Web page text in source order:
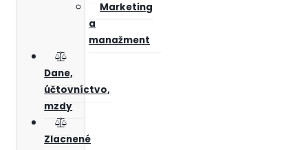
Marketing
a
manažment
Dane,
účtovníctvo,
mzdy
Zlacnené